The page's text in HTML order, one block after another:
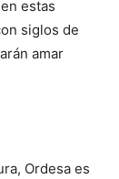
estas
siglos de
amar
Ordesa es